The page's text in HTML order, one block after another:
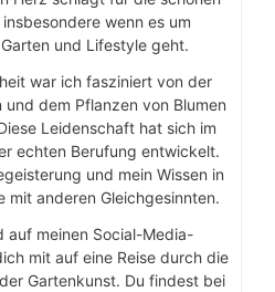
wenn es um
und Lifestyle geht.
war ich fasziniert von der
und dem Pflanzen von Blumen
Leidenschaft hat sich im
echten Berufung entwickelt.
und mein Wissen in
mit anderen Gleichgesinnten.
auf meinen Social-Media-
mit auf eine Reise durch die
Gartenkunst. Du findest bei